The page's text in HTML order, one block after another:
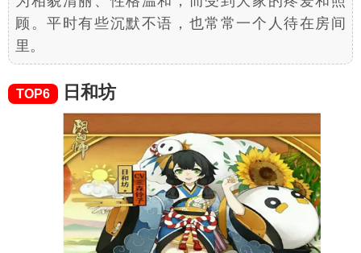
顾。平时有些沉默不语，也常常一个人待在房间
里。
TOP6 日和坊